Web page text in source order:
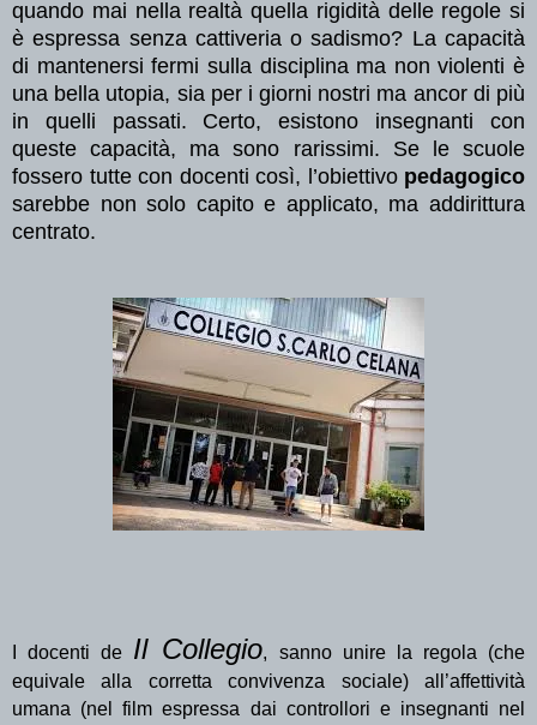
quando mai nella realtà quella rigidità delle regole si
è espressa senza cattiveria o sadismo? La capacità
di mantenersi fermi sulla disciplina ma non violenti è
una bella utopia, sia per i giorni nostri ma ancor di più
in quelli passati. Certo, esistono insegnanti con
queste capacità, ma sono rarissimi. Se le scuole
fossero tutte con docenti così, l’obiettivo pedagogico
sarebbe non solo capito e applicato, ma addirittura
centrato.
I docenti de Il Collegio, sanno unire la regola (che
equivale alla corretta convivenza sociale) all’affettività
umana (nel film espressa dai controllori e insegnanti nel